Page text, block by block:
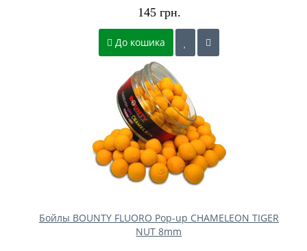
145 грн.
До кошика
Бойлы BOUNTY FLUORO Pop-up CHAMELEON TIGER
NUT 8mm